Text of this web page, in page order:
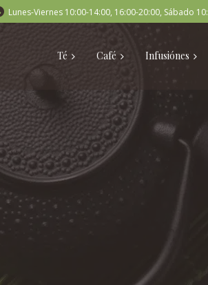
Lunes-Viernes 10:00-14:00, 16:00-20:00, Sábado
Té Café Infusiónes